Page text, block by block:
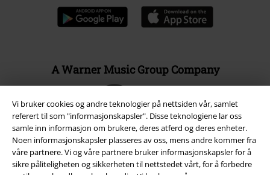
Vi bruker cookies og andre teknologier på nettsiden vår, samlet
referert til som "informasjonskapsler". Disse teknologiene lar oss
samle inn informasjon om brukere, deres atferd og deres enheter.
Noen informasjonskapsler plasseres av oss, mens andre kommer fra
våre partnere. Vi og våre partnere bruker informasjonskapsler for å
sikre påliteligheten og sikkerheten til nettstedet vårt, for å forbedre
A Warner Music Group Company